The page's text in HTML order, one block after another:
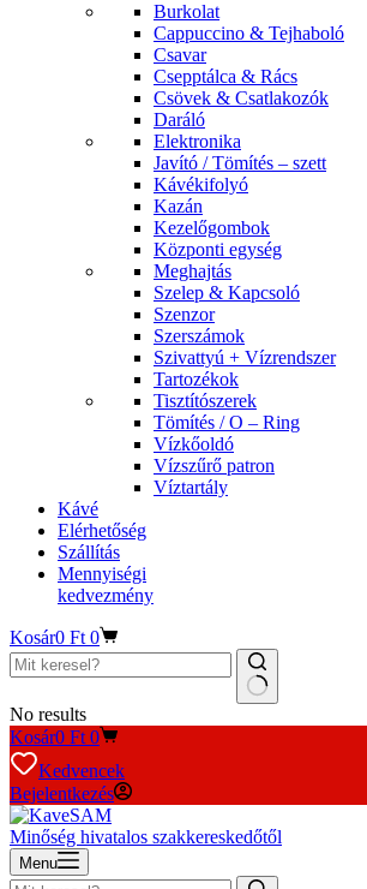
Burkolat
Cappuccino & Tejhaboló
Csavar
Csepptálca & Rács
Csövek & Csatlakozók
Daráló
Elektronika
Javító / Tömítés – szett
Kávékifolyó
Kazán
Kezelőgombok
Központi egység
Meghajtás
Szelep & Kapcsoló
Szenzor
Szerszámok
Szivattyú + Vízrendszer
Tartozékok
Tisztítószerek
Tömítés / O – Ring
Vízkőoldó
Vízszűrő patron
Víztartály
Kávé
Elérhetőség
Szállítás
Mennyiségi
kedvezmény
Kosár0 Ft 0
No results
Kosár0 Ft 0
Kedvencek
Bejelentkezés
Minőség hivatalos szakkereskedőtől
Menu